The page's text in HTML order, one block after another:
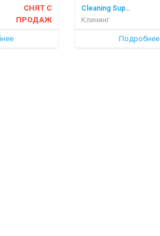
СНЯТ С
ПРОДАЖ
Cleaning Supplies
Клининг
Подробнее